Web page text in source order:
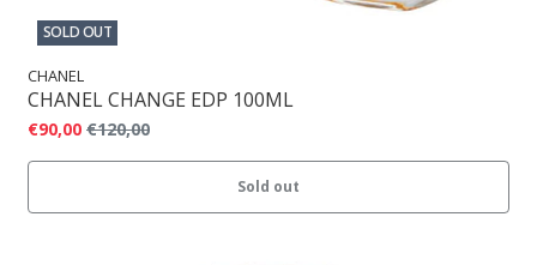
SOLD OUT
CHANEL
CHANEL CHANGE EDP 100ML
€90,00 €120,00
Sold out